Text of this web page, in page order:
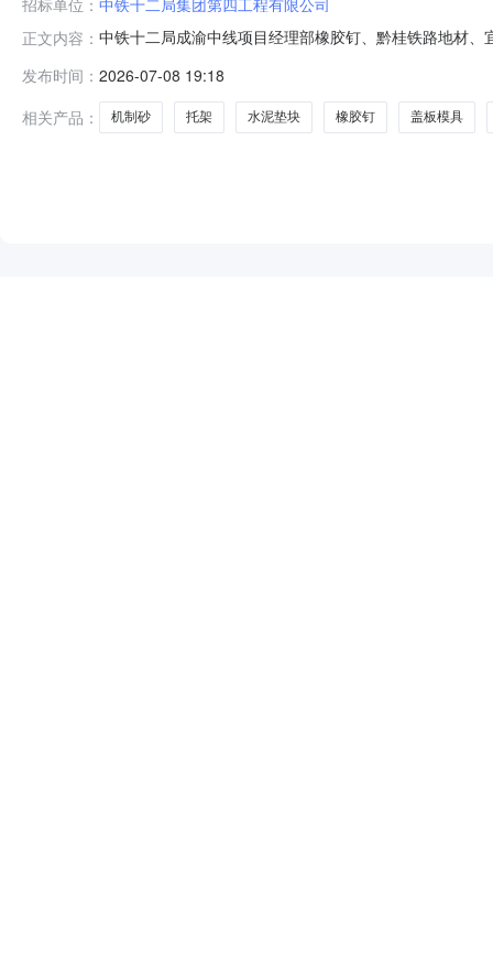
招标单位： 中铁十二局集团第四工程有限公司
正文内容： 中铁十二局成渝中线项目经理部橡胶钉、黔桂铁路地材
采购内容1.1.1项目概况中铁十二局集团有限公司承建的
发布时间： 2026-07-08 19:18
相关产品：
机制砂 托架 水泥垫块 橡胶钉 盖板模具